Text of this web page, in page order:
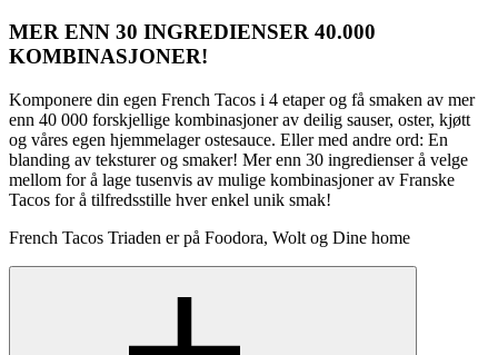
MER ENN 30 INGREDIENSER 40.000
KOMBINASJONER!
Komponere din egen French Tacos i 4 etaper og få smaken av mer
enn 40 000 forskjellige kombinasjoner av deilig sauser, oster, kjøtt
og våres egen hjemmelager ostesauce. Eller med andre ord: En
blanding av teksturer og smaker! Mer enn 30 ingredienser å velge
mellom for å lage tusenvis av mulige kombinasjoner av Franske
Tacos for å tilfredsstille hver enkel unik smak!
French Tacos Triaden er på Foodora, Wolt og Dine home